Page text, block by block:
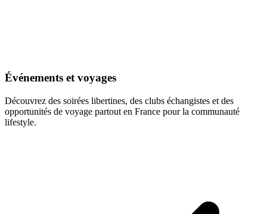
Événements et voyages
Découvrez des soirées libertines, des clubs échangistes et des
opportunités de voyage partout en France pour la communauté
lifestyle.